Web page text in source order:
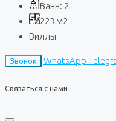
Ванн: 2
223 м2
Виллы
Звонок WhatsApp
Связаться с нами